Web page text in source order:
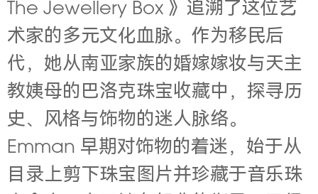
The Jewellery Box 》追溯了这位艺
术家的多元文化血脉。作为移民后
代，她从南亚家族的婚嫁嫁妆与天主
教姨母的巴洛克珠宝收藏中，探寻历
史、风格与饰物的迷人脉络。
Emman 早期对饰物的着迷，始于从
目录上剪下珠宝图片并珍藏于音乐珠